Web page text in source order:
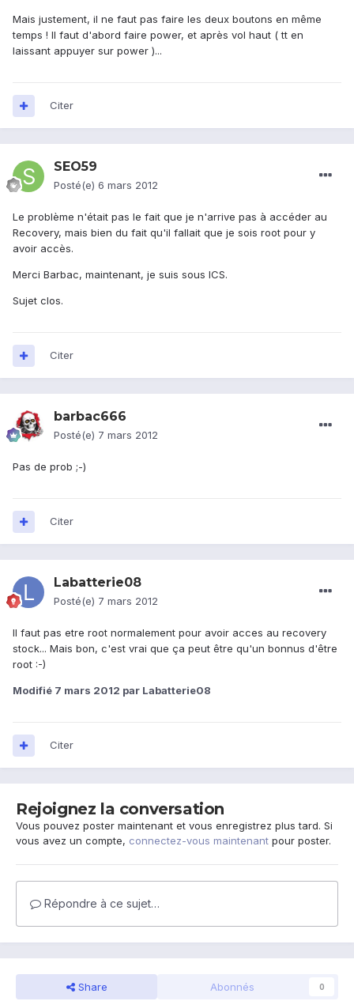
Mais justement, il ne faut pas faire les deux boutons en même
temps ! Il faut d'abord faire power, et après vol haut ( tt en
laissant appuyer sur power )...
Citer
SEO59
Posté(e) 6 mars 2012
Le problème n'était pas le fait que je n'arrive pas à accéder au
Recovery, mais bien du fait qu'il fallait que je sois root pour y
avoir accès.
Merci Barbac, maintenant, je suis sous ICS.
Sujet clos.
Citer
barbac666
Posté(e) 7 mars 2012
Pas de prob ;-)
Citer
Labatterie08
Posté(e) 7 mars 2012
Il faut pas etre root normalement pour avoir acces au recovery
stock... Mais bon, c'est vrai que ça peut être qu'un bonnus d'être
root :-)
Modifié 7 mars 2012 par Labatterie08
Citer
Rejoignez la conversation
Vous pouvez poster maintenant et vous enregistrez plus tard. Si
vous avez un compte, connectez-vous maintenant pour poster.
Répondre à ce sujet…
Share Abonnés 0